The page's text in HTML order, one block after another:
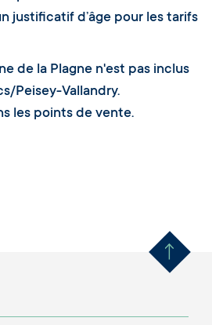
justificatif d’âge pour les tarifs
de la Plagne n'est pas inclus
Peisey-Vallandry.
les points de vente.
Remonter